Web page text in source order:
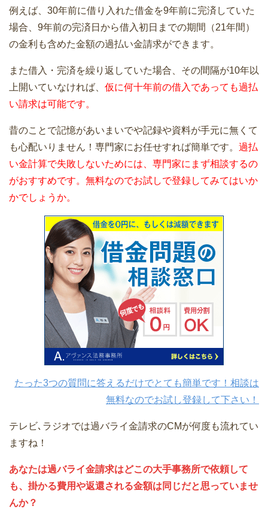
例えば、30年前に借り入れた借金を9年前に完済していた
場合、9年前の完済日から借入初日までの期間（21年間）
の金利も含めた金額の過払い金請求ができます。
また借入・完済を繰り返していた場合、その間隔が10年以
上開いていなければ、 仮に何十年前の借入であっても過払
い請求は可能です。
昔のことで記憶があいまいでや記録や資料が手元に無くて
も心配いりません！専門家にお任せすれば簡単です。 過払
い金計算で失敗しないためには、専門家にまず相談するの
がおすすめです。無料なのでお試しで登録してみてはいか
かでしょうか。
たった3つの質問に答えるだけでとても簡単です！相談は
無料なのでお試し登録して下さい！
テレビ､ラジオでは過バライ金請求のCMが何度も流れてい
ますね！
あなたは過バライ金請求はどこの大手事務所で依頼して
も、掛かる費用や返還される金額は同じだと思っていませ
んか？